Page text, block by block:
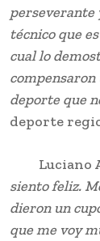
perseverante
técnico que
cual lo
deporte que
deporte
Luciano
siento feliz.
dieron un
que me voy